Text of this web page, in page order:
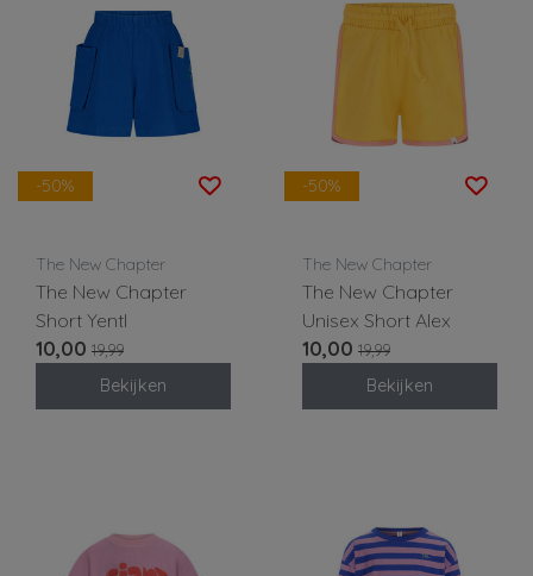
-50%
The New Chapter
The New Chapter
Short Yentl
10,00 19,99
Bekijken
-50%
The New Chapter
The New Chapter
Unisex Short Alex
10,00 19,99
Bekijken